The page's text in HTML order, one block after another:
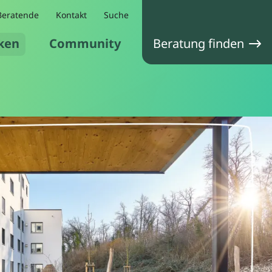
Community
Kontakt Suche
Beratung finden